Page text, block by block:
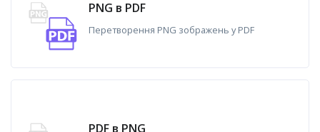
PNG в PDF
Перетворення PNG зображень у PDF
PDF в PNG